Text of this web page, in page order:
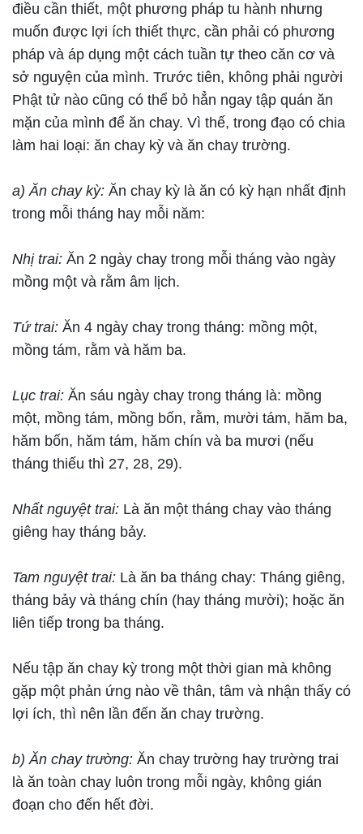
điều cần thiết, một phương pháp tu hành nhưng
muốn được lợi ích thiết thực, cần phải có phương
pháp và áp dụng một cách tuần tự theo căn cơ và
sở nguyện của mình. Trước tiên, không phải người
Phật tử nào cũng có thể bỏ hẳn ngay tập quán ăn
mặn của mình để ăn chay. Vì thế, trong đạo có chia
làm hai loại: ăn chay kỳ và ăn chay trường.
a) Ăn chay kỳ: Ăn chay kỳ là ăn có kỳ hạn nhất định
trong mỗi tháng hay mỗi năm:
Nhị trai: Ăn 2 ngày chay trong mỗi tháng vào ngày
mồng một và rằm âm lịch.
Tứ trai: Ăn 4 ngày chay trong tháng: mồng một,
mồng tám, rằm và hăm ba.
Lục trai: Ăn sáu ngày chay trong tháng là: mồng
một, mồng tám, mồng bốn, rằm, mười tám, hăm ba,
hăm bốn, hăm tám, hăm chín và ba mươi (nếu
tháng thiếu thì 27, 28, 29).
Nhất nguyệt trai: Là ăn một tháng chay vào tháng
giêng hay tháng bảy.
Tam nguyệt trai: Là ăn ba tháng chay: Tháng giêng,
tháng bảy và tháng chín (hay tháng mười); hoặc ăn
liên tiếp trong ba tháng.
Nếu tập ăn chay kỳ trong một thời gian mà không
gặp một phản ứng nào về thân, tâm và nhận thấy có
lợi ích, thì nên lần đến ăn chay trường.
b) Ăn chay trường: Ăn chay trường hay trường trai
là ăn toàn chay luôn trong mỗi ngày, không gián
đoạn cho đến hết đời.